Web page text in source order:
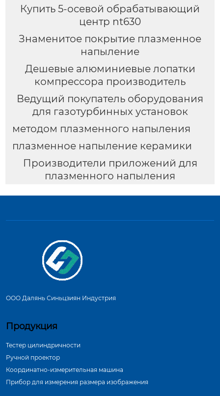
Купить 5-осевой обрабатывающий
центр nt630
Знаменитое покрытие плазменное
напыление
Дешевые алюминиевые лопатки
компрессора производитель
Ведущий покупатель оборудования
для газотурбинных установок
методом плазменного напыления
плазменное напыление керамики
Производители приложений для
плазменного напыления
ООО Далянь Синьцзиян Индустрия
Продукция
Тестер цилиндричности
Ручной проектор
Координатно-измерительная машина
Прибор для измерения размера изображения